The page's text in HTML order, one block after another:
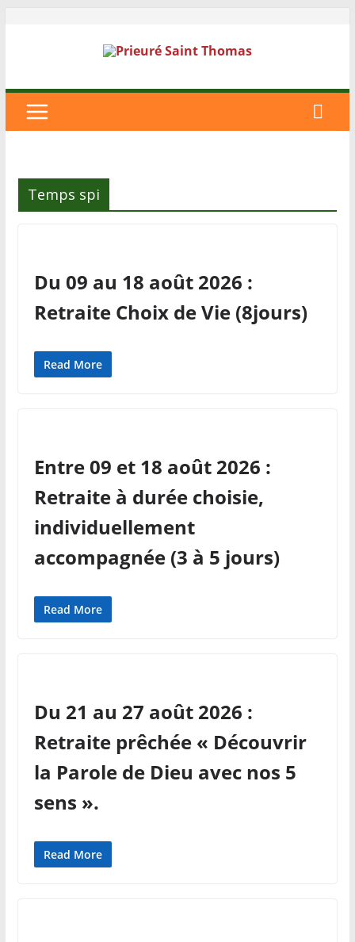
Temps spi
Du 09 au 18 août 2026 :
Retraite Choix de Vie (8jours)
Read More
Entre 09 et 18 août 2026 :
Retraite à durée choisie,
individuellement
accompagnée (3 à 5 jours)
Read More
Du 21 au 27 août 2026 :
Retraite prêchée « Découvrir
la Parole de Dieu avec nos 5
sens ».
Read More